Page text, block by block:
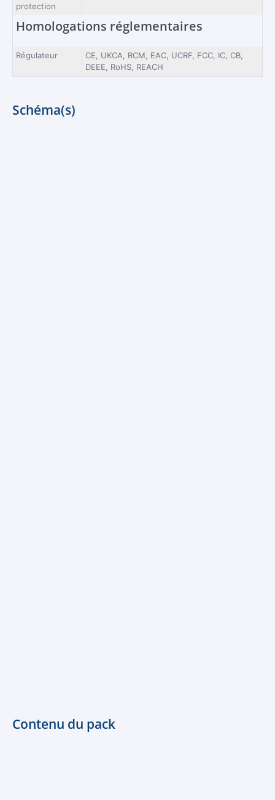
protection
Homologations réglementaires
Régulateur
CE, UKCA, RCM, EAC, UCRF, FCC, IC, CB,
DEEE, RoHS, REACH
Schéma(s)
Contenu du pack